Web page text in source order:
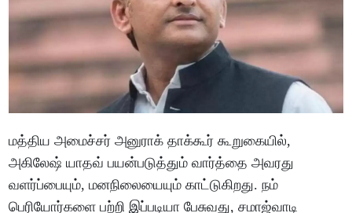
மத்திய அமைச்சர் அனுராக் தாக்கூர் கூறுகையில்,
அகிலேஷ் யாதவ் பயன்படுத்தும் வார்த்தை அவரது
வளர்ப்பையும், மனநிலையையும் காட்டுகிறது. நம்
பெரியோர்களை பற்றி இப்படியா பேசுவது, சமாஜ்வாடி